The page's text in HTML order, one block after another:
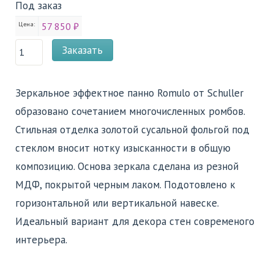
Под заказ
Цена: 57 850 ₽
Заказать
Зеркальное эффектное панно Romulo от Schuller
образовано сочетанием многочисленных ромбов.
Стильная отделка золотой сусальной фольгой под
стеклом вносит нотку изысканности в общую
композицию. Основа зеркала сделана из резной
МДФ, покрытой черным лаком. Подотовлено к
горизонтальной или вертикальной навеске.
Идеальный вариант для декора стен современого
интерьера.